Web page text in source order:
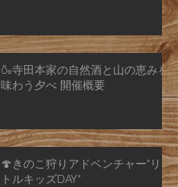
🍶寺田本家の自然酒と山の恵みを
味わう夕べ 開催概要
🍄きのこ狩りアドベンチャー"リ
トルキッズDAY"